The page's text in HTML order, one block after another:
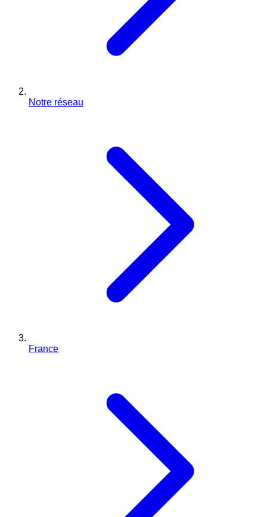
Notre réseau
France